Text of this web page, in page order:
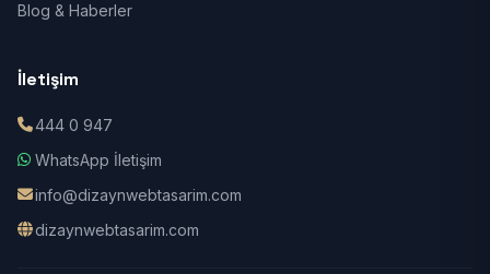
Blog & Haberler
İletişim
444 0 947
WhatsApp İletişim
info@dizaynwebtasarim.com
dizaynwebtasarim.com